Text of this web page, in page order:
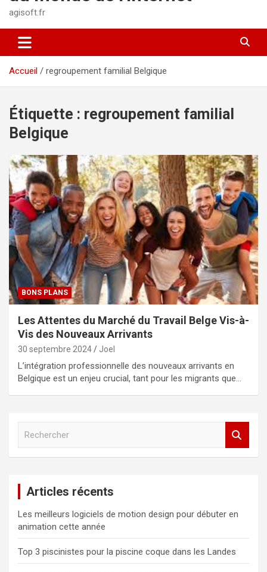
agisoft.fr
Accueil regroupement familial Belgique
Étiquette : regroupement familial
Belgique
BONS PLANS
Les Attentes du Marché du Travail Belge Vis-à-
Vis des Nouveaux Arrivants
30 septembre 2024 Joel
L’intégration professionnelle des nouveaux arrivants en
Belgique est un enjeu crucial, tant pour les migrants que…
c
h
e
r
Articles récents
Les meilleurs logiciels de motion design pour débuter en
animation cette année
Top 3 piscinistes pour la piscine coque dans les Landes